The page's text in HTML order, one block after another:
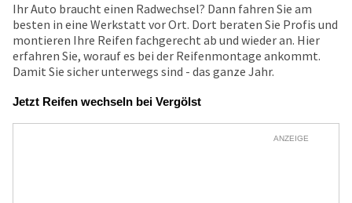
Ihr Auto braucht einen Radwechsel? Dann fahren Sie am
besten in eine Werkstatt vor Ort. Dort beraten Sie Profis und
montieren Ihre Reifen fachgerecht ab und wieder an. Hier
erfahren Sie, worauf es bei der Reifenmontage ankommt.
Damit Sie sicher unterwegs sind - das ganze Jahr.
Jetzt Reifen wechseln bei Vergölst
ANZEIGE